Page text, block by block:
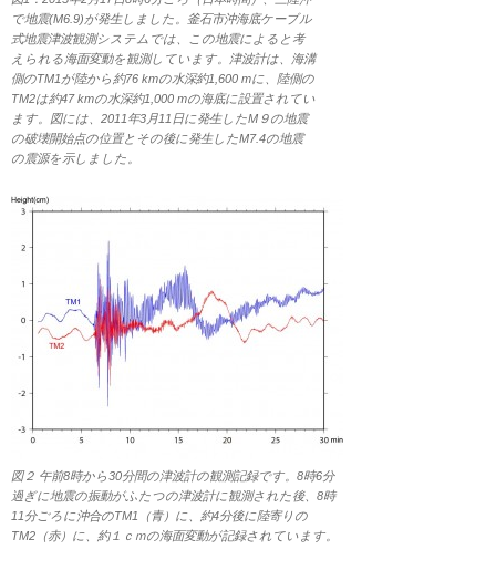
で地震(M6.9)が発生しました。釜石市沖海底ケーブル
式地震津波観測システムでは、この地震によると考
えられる海面変動を観測しています。津波計は、海溝
側のTM1が陸から約76 kmの水深約1,600 mに、陸側の
TM2は約47 kmの水深約1,000 mの海底に設置されてい
ます。図には、2011年3月11日に発生したM９の地震
の破壊開始点の位置とその後に発生したM7.4の地震
の震源を示しました。
図２ 午前8時から30分間の津波計の観測記録です。8時6分
過ぎに地震の振動がふたつの津波計に観測された後、8時
11分ごろに沖合のTM1（青）に、約4分後に陸寄りの
TM2（赤）に、約１ｃｍの海面変動が記録されています。